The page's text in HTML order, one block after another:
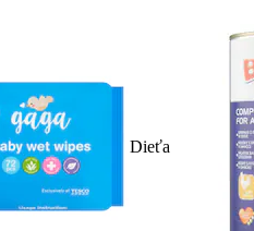
Dieťa